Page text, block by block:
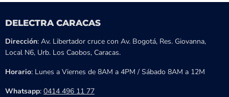
DELECTRA CARACAS
Dirección: Av. Libertador cruce con Av. Bogotá, Res. Giovanna,
Local N6, Urb. Los Caobos, Caracas.
Horario: Lunes a Viernes de 8AM a 4PM / Sábado 8AM a 12M
Whatsapp: 0414 496 11 77